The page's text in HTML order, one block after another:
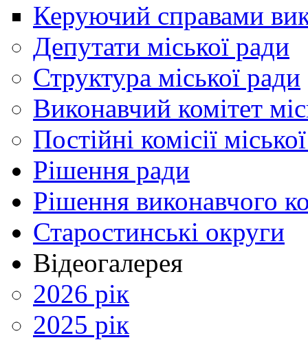
Керуючий справами
Депутати міської ради
Структура міської ради
Виконавчий комітет
Постійні комісії
Рішення ради
Рішення виконавчого
Старостинські округи
Відеогалерея
2026 рік
2025 рік